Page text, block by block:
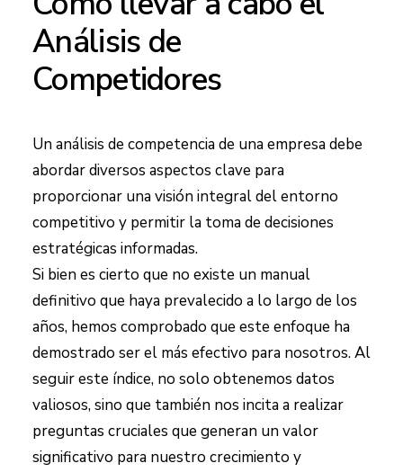
Análisis de
Competidores
Un análisis de competencia de una empresa debe
abordar diversos aspectos clave para
proporcionar una visión integral del entorno
competitivo y permitir la toma de decisiones
estratégicas informadas.
Si bien es cierto que no existe un manual
definitivo que haya prevalecido a lo largo de los
años, hemos comprobado que este enfoque ha
demostrado ser el más efectivo para nosotros. Al
seguir este índice, no solo obtenemos datos
valiosos, sino que también nos incita a realizar
preguntas cruciales que generan un valor
significativo para nuestro crecimiento y